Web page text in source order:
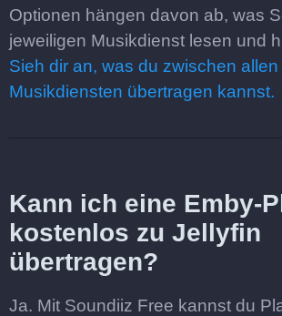
Optionen hängen davon ab, was
jeweiligen Musikdienst lesen und
Sieh dir an, was du zwischen
Musikdiensten übertragen kannst.
Kann ich eine Emby-
kostenlos zu Jellyfin
übertragen?
Ja. Mit Soundiiz Free kannst du